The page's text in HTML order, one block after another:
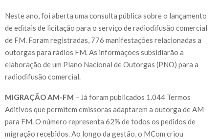
Neste ano, foi aberta uma consulta pública sobre o lançamento
de editais de licitação para o serviço de radiodifusão comercial
de FM. Foram registradas, 776 manifestações relacionadas a
outorgas para rádios FM. As informações subsidiarão a
elaboração de um Plano Nacional de Outorgas (PNO) para a
radiodifusão comercial.
MIGRAÇÃO AM-FM – Já foram publicados 1.044 Termos
Aditivos que permitem emissoras adaptarem a outorga de AM
para FM. O número representa 62% de todos os pedidos de
migração recebidos. Ao longo da gestão, o MCom criou